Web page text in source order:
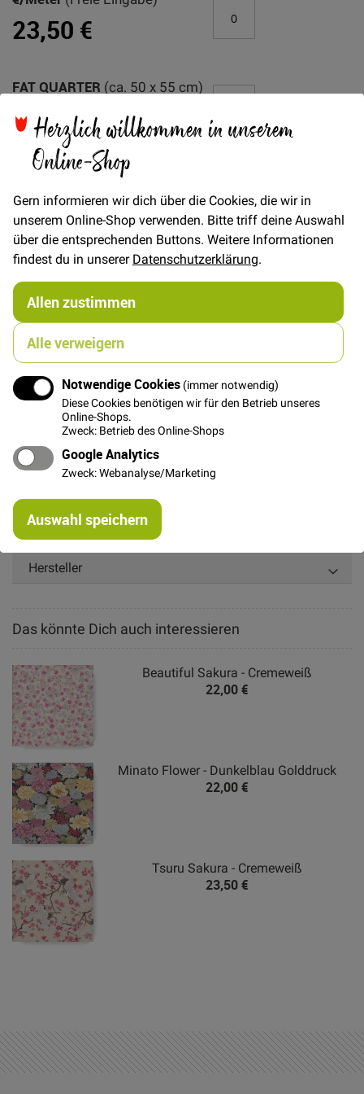
Herzlich willkommen in unserem
Online-Shop
Gern informieren wir dich über die Cookies, die wir in
unserem Online-Shop verwenden. Bitte triff deine Auswahl
über die entsprechenden Buttons. Weitere Informationen
findest du in unsererDatenschutzerklärung.
Allen zustimmen
Alle verweigern
Notwendige Cookies (immer notwendig)
Diese Cookies benötigen wir für den Betrieb unseres
Online-Shops.
Zweck: Betrieb des Online-Shops
Google Analytics
Zweck: Webanalyse/Marketing
Auswahl speichern
gruppiertes
Produkt
23,50 €
FAT QUARTER (ca. 50 x 55 cm)
7,00 €
Das könnte Dich auch interessieren
Beautiful Sakura - Cremeweiß
22,00 €
Minato Flower - Dunkelblau Golddruck
22,00 €
Tsuru Sakura - Cremeweiß
23,50 €
Details
Japanischer Baumwollstoff mit leichtem Glanz und
besonderer Webstruktur. Die großflächigen
Blütenmotive werden mit Golddruckdetails betont!
Die größte Blüte ist ca. 8cm x 8m groß
Rapport ca. 30cm
Der Golddruck bleibt am besten erhalten, wenn das
fertige Stück auf Links und bei maximal 30°
gewaschen wird.
Weitere Informationen
Hersteller